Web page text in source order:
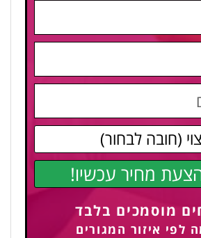
מחיר עכשיו!
מוסמכים בלבד
לפי איזור המגורים